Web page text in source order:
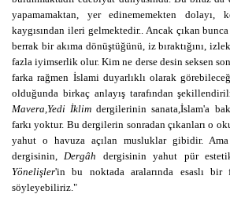
yapamamaktan, yer edinememekten dolayı,
kaygısından ileri gelmektedir.. Ancak çıkan
berrak bir akıma dönüştüğünü, iz bıraktığını,
fazla iyimserlik olur. Kim ne derse desin seksen
farka rağmen İslami duyarlıklı olarak
olduğunda birkaç anlayış tarafından
Mavera,Yedi İklim dergilerinin sanata,İslam'a
farkı yoktur. Bu dergilerin sonradan çıkanları o
yahut o havuza açılan musluklar gibidir. Ama
dergisinin, Dergâh dergisinin yahut pür
Yönelişler'in bu noktada aralarında esaslı bir
söyleyebiliriz."